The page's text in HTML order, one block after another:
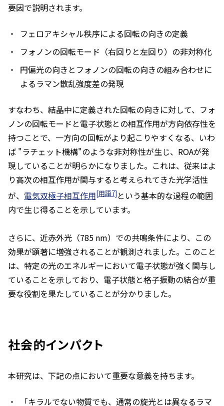
要因で説明されます。
フェロアキシャル秩序による回転の向きの定義
フォノンの回転モード（右回りと左回り）の非対称化
円偏光の向きとフォノンの回転の向きの組み合わせに
よるラマン散乱強度差の発現
すなわち、結晶中に定義された回転の向きに対して、フォ
ノンの回転モードと電子状態との相互作用が方向依存性を
持つことで、一方向の回転がより起こりやすくなる、いわ
ば "ラチェット機構"のような非対称性が生じ、ROAが発
現していることが明らかになりました。これは、従来はよ
り高次の相互作用が関与すると考えられてきた光学活性
が、 電気双極子相互作用[用語7] という基本的な過程の範囲
内で生じ得ることを示しています。
さらに、近赤外光（785 nm）での共鳴条件により、この
効果が顕著に増強されることが観測されました。このこと
は、特定の光のエネルギーにおいて電子状態が強く関与し
ていることを示しており、電子状態と格子振動の結合が重
要な役割を果たしていることが分かりました。
社会的インパクト
本研究は、下記の点において重要な意義を持ちます。
「キラルでない物質でも、通常の旋光とは異なるラマ